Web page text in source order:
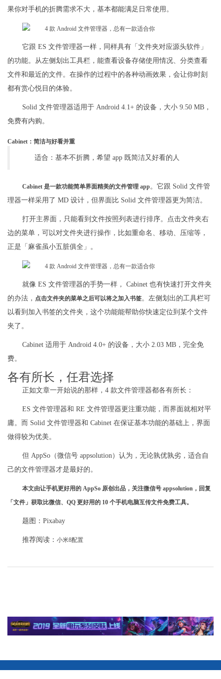
果你对手机的折腾需求不大，基本都能满足日常使用。
它跟 ES 文件管理器一样，同样具有「文件夹对应源头软件」
的功能。从左侧划出工具栏，能查看设备存储使用情况、分类查看
文件和最近的文件。在操作的过程中的各种动画效果，会让你时刻
都有赏心悦目的体验。
Solid 文件管理器适用于 Android 4.1+ 的设备，大小 9.50 MB，
免费有内购。
Cabinet：简洁与好看并重
适合：基本不折腾，希望 app 既简洁又好看的人
Cabinet 是一款功能简单界面精美的文件管理 app。它跟 Solid 文件管
理器一样采用了 MD 设计，但界面比 Solid 文件管理器更为简洁。
打开主界面，只能看到文件按照列表进行排序。点击文件夹右
边的菜单，可以对文件夹进行操作，比如重命名、移动、压缩等，
正是「麻雀虽小五脏俱全」。
就像 ES 文件管理器的手势一样， Cabinet 也有快速打开文件夹
的办法， 点击文件夹的菜单之后可以将之加入书签。左侧划出的工具栏可
以看到加入书签的文件夹，这个功能能帮助你快速定位到某个文件
夹了。
Cabinet 适用于 Android 4.0+ 的设备，大小 2.03 MB，完全免
费。
各有所长，任君选择
正如文章一开始说的那样，4 款文件管理器都各有所长：
ES 文件管理器和 RE 文件管理器更注重功能，而界面就相对平
庸。而 Solid 文件管理器和 Cabinet 在保证基本功能的基础上，界面
做得较为优美。
但 AppSo（微信号 appsolution）认为，无论孰优孰劣，适合自
己的文件管理器才是最好的。
本文由让手机更好用的 AppSo 原创出品，关注微信号 appsolution，回复
「文件」获取比微信、QQ 更好用的 10 个手机电脑互传文件免费工具。
题图：Pixabay
推荐阅读： 小米8配置